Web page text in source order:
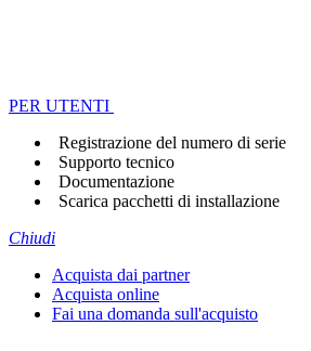
PER UTENTI
Registrazione del numero di serie
Supporto tecnico
Documentazione
Scarica pacchetti di installazione
Chiudi
Acquista dai partner
Acquista online
Fai una domanda sull'acquisto